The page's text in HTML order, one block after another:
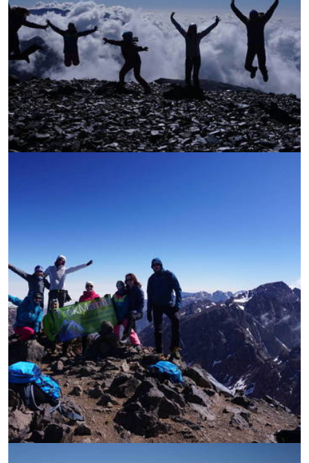
УВЕЛИЧИ
УВЕЛИЧИ